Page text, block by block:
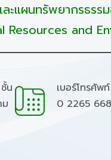
ะแผนทรัพยากรธรร
and
น
ม
เบอร์โทรศัพท์
0 2265